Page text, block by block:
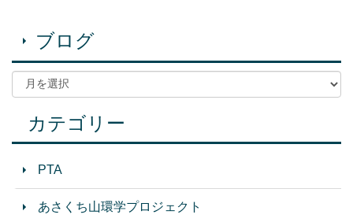
ブログ
カテゴリー
PTA
あさくち山環学プロジェクト